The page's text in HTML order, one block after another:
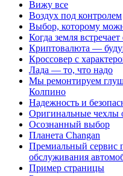
Вижу все
Воздух под контролем
Выбор, которому
Когда земля встречает
Криптовалюта —
Кроссовер с
Лада — то, что надо
Мы ремонтируем
Колпино
Надежность и
Оригинальные чехлы
Осознанный выбор
Планета Changan
Премиальный сервис
обслуживания
Пример страницы